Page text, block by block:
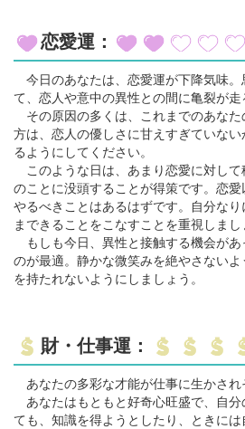
恋愛運：
今日のあなたは、恋愛運が下降気味。
て、恋人や意中の異性との間に亀裂が走
その原因の多くは、これまでのあなた
方は、恋人の優しさに甘えすぎていない
るようにしてください。
このような日は、あまり恋愛に対して
のことに没頭することが得策です。恋
やるべきことはあるはずです。自分な
まできることをこなすことを重視しまし
もしも今日、異性と接触する機会があ
のが最適。静かな微笑みを絶やさない
を持たれないようにしましょう。
財・仕事運：
あなたの多彩な才能が仕事に生かされ
あなたはもともと好奇心旺盛で、自分
ても、知識を得ようとしたり、ときに